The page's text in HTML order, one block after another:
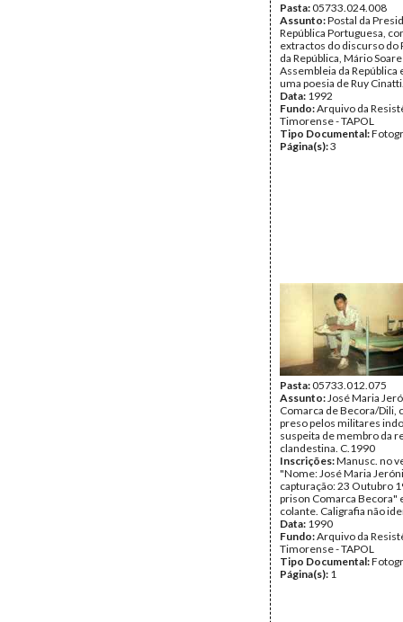
Pasta:05733.024.008
Assunto:Postal da
República Portuguesa,
extractos do discurso do
da República, Mário
Assembleia da República
uma poesia de Ruy
Data: 1992
Fundo:Arquivo da
Timorense - TAPOL
Tipo Documental:
Página(s):3
Pasta:05733.012.075
Assunto:José Maria
Comarca de Becora/Dili,
preso pelos militares
suspeita de membro da
clandestina. C.1990
Inscrições:Manusc. no
"Nome: José Maria
capturação: 23 Outubro
prison Comarca Becora"
colante. Caligrafia não
Data: 1990
Fundo:Arquivo da
Timorense - TAPOL
Tipo Documental:
Página(s): 1